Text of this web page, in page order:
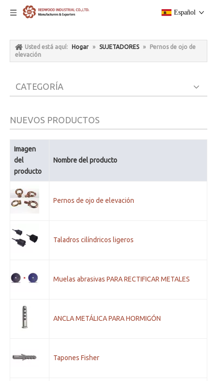
Español
Usted está aquí: Hogar » SUJETADORES »
Pernos de ojo de
elevación
CATEGORÍA
NUEVOS PRODUCTOS
Imagen
del
producto
Nombre del producto
Pernos de ojo de elevación
Taladros cilíndricos ligeros
Muelas abrasivas PARA RECTIFICAR METALES
ANCLA METÁLICA PARA HORMIGÓN
Tapones Fisher